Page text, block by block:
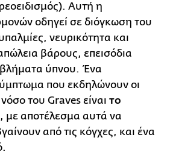
Αυτή η
οδηγεί σε διόγκωση του
νευρικότητα και
βάρους, επεισόδια
ύπνου. Ένα
που εκδηλώνουν οι
του Graves είναι το
, με αποτέλεσμα αυτά να
από τις κόγχες, και ένα